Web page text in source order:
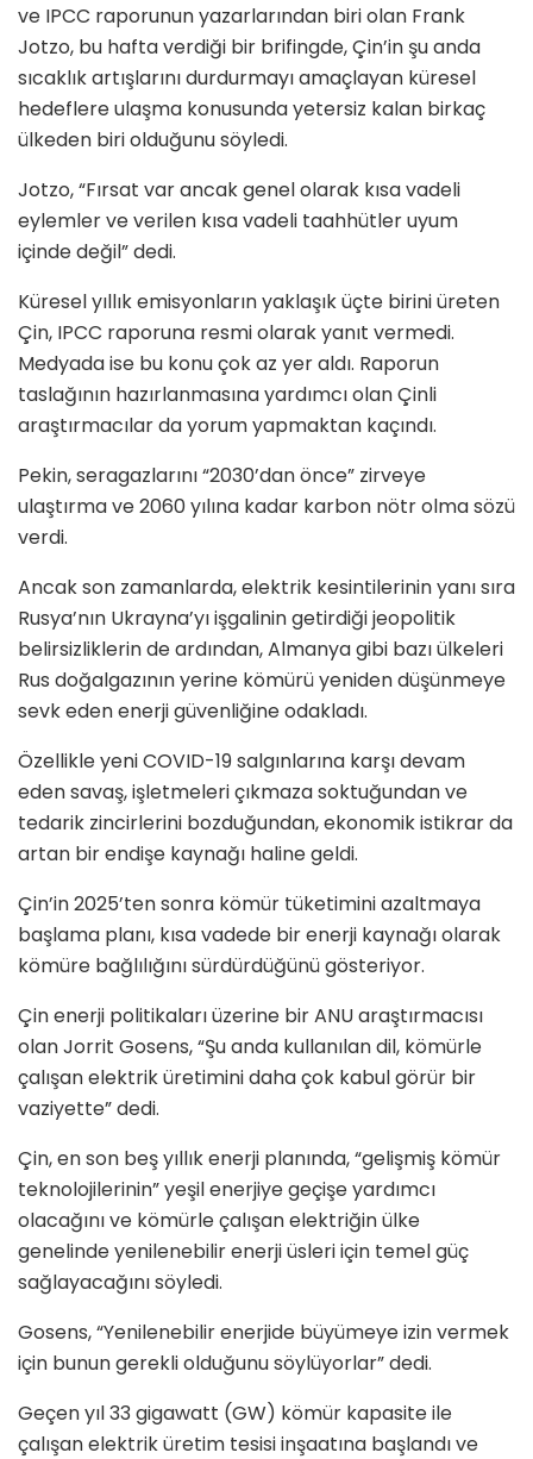
ve IPCC raporunun yazarlarından biri olan Frank
Jotzo, bu hafta verdiği bir brifingde, Çin’in şu anda
sıcaklık artışlarını durdurmayı amaçlayan küresel
hedeflere ulaşma konusunda yetersiz kalan birkaç
ülkeden biri olduğunu söyledi.
Jotzo, “Fırsat var ancak genel olarak kısa vadeli
eylemler ve verilen kısa vadeli taahhütler uyum
içinde değil” dedi.
Küresel yıllık emisyonların yaklaşık üçte birini üreten
Çin, IPCC raporuna resmi olarak yanıt vermedi.
Medyada ise bu konu çok az yer aldı. Raporun
taslağının hazırlanmasına yardımcı olan Çinli
araştırmacılar da yorum yapmaktan kaçındı.
Pekin, seragazlarını “2030’dan önce” zirveye
ulaştırma ve 2060 yılına kadar karbon nötr olma sözü
verdi.
Ancak son zamanlarda, elektrik kesintilerinin yanı sıra
Rusya’nın Ukrayna’yı işgalinin getirdiği jeopolitik
belirsizliklerin de ardından, Almanya gibi bazı ülkeleri
Rus doğalgazının yerine kömürü yeniden düşünmeye
sevk eden enerji güvenliğine odakladı.
Özellikle yeni COVID-19 salgınlarına karşı devam
eden savaş, işletmeleri çıkmaza soktuğundan ve
tedarik zincirlerini bozduğundan, ekonomik istikrar da
artan bir endişe kaynağı haline geldi.
Çin’in 2025’ten sonra kömür tüketimini azaltmaya
başlama planı, kısa vadede bir enerji kaynağı olarak
kömüre bağlılığını sürdürdüğünü gösteriyor.
Çin enerji politikaları üzerine bir ANU araştırmacısı
olan Jorrit Gosens, “Şu anda kullanılan dil, kömürle
çalışan elektrik üretimini daha çok kabul görür bir
vaziyette” dedi.
Çin, en son beş yıllık enerji planında, “gelişmiş kömür
teknolojilerinin” yeşil enerjiye geçişe yardımcı
olacağını ve kömürle çalışan elektriğin ülke
genelinde yenilenebilir enerji üsleri için temel güç
sağlayacağını söyledi.
Gosens, “Yenilenebilir enerjide büyümeye izin vermek
için bunun gerekli olduğunu söylüyorlar” dedi.
Geçen yıl 33 gigawatt (GW) kömür kapasite ile
çalışan elektrik üretim tesisi inşaatına başlandı ve